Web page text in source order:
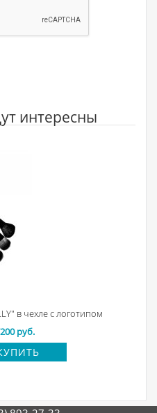
интересны
в чехле с логотипом
руб.